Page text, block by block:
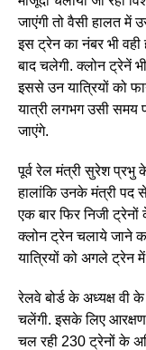
जाएंगी तो वैसी हालत में
इस ट्रेन का नंबर भी
बाद चलेगी. क्लोन ट्रेनें
इससे उन यात्रियों को
यात्री लगभग उसी समय
जाएंगे.
पूर्व रेल मंत्री सुरेश प्रभु
हालांकि उनके मंत्री पद
एक बार फिर निजी
क्लोन ट्रेन चलाये जाने
यात्रियों को अगले ट्रेन में
रेलवे बोर्ड के अध्यक्ष वी
चलेंगी. इसके लिए
चल रही 230 ट्रेनों के